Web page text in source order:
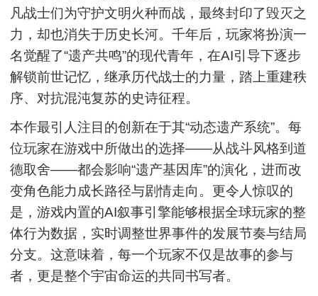
凡战士们为守护文明火种而战，最终封印了毁灭之
力，却也消失于历史长河。千年后，玩家将扮演一
名觉醒了“遗产共鸣”的现代青年，在AI引导下逐步
解锁前世记忆，继承历代战士的力量，踏上重建秩
序、对抗混沌复苏的史诗征程。
本作最引人注目的创新在于其“动态遗产系统”。每
位玩家在游戏中所做出的选择——从战斗风格到道
德取舍——都会影响“遗产基因库”的演化，进而改
变角色能力成长路径与剧情走向。更令人惊叹的
是，游戏内置的AI叙事引擎能够根据全球玩家的整
体行为数据，实时调整世界事件的发展节奏与结局
分支。这意味着，每一个玩家不仅是故事的参与
者，更是整个宇宙命运的共同书写者。